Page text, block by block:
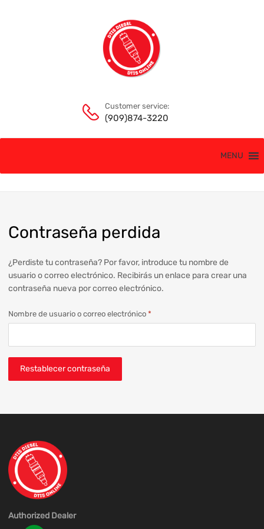
Customer service:
(909)874-3220
MENU
Contraseña perdida
¿Perdiste tu contraseña? Por favor, introduce tu nombre de
usuario o correo electrónico. Recibirás un enlace para crear una
contraseña nueva por correo electrónico.
Nombre de usuario o correo electrónico *
Restablecer contraseña
Authorized Dealer